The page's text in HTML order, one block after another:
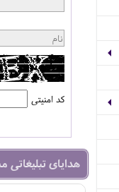
کد امنیتی
هدایای تبلیغاتی